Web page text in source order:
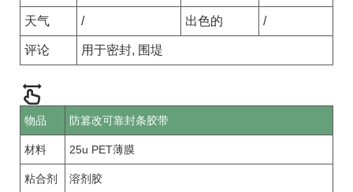
天气 / 出色的 /
评论 用于密封, 围堤
物品 防篡改可靠封条胶带
材料 25u PET薄膜
粘合剂 溶剂胶